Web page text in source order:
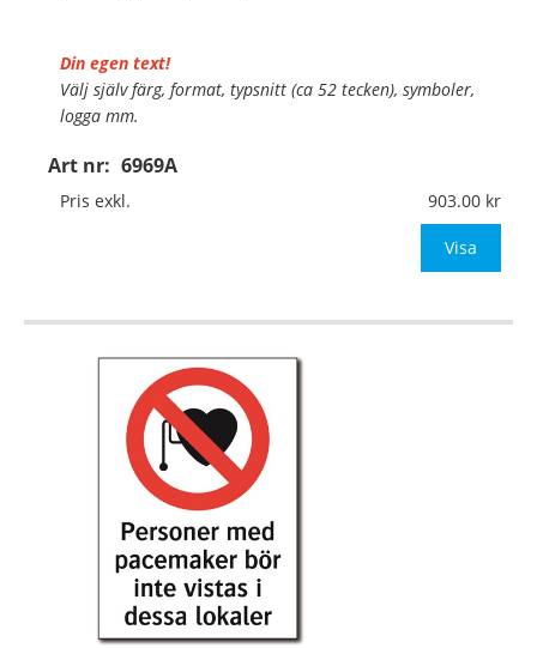
Art nr: 6969A
Din egen text!
Välj själv färg, format, typsnitt (ca 52 tecken), symboler,
logga mm.
Material:Plan aluminium, 0,7mm (väggmontage)
Mått:297x420mm (eller annat mått upp till 0,13m²)
Pris exkl. 903.00
Visa